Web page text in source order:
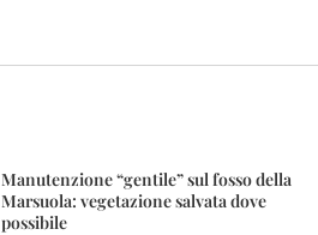
Manutenzione “gentile” sul fosso della
Marsuola: vegetazione salvata dove
possibile